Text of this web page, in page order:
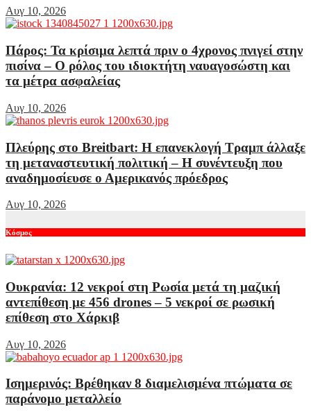
Αυγ 10, 2026
Πάρος: Τα κρίσιμα λεπτά πριν ο 4χρονος πνιγεί στην
πισίνα – Ο ρόλος του ιδιοκτήτη ναυαγοσώστη και
τα μέτρα ασφαλείας
Αυγ 10, 2026
Πλεύρης στο Breitbart: Η επανεκλογή Τραμπ άλλαξε
τη μεταναστευτική πολιτική – Η συνέντευξη που
αναδημοσίευσε ο Αμερικανός πρόεδρος
Αυγ 10, 2026
Κόσμος
Ουκρανία: 12 νεκροί στη Ρωσία μετά τη μαζική
αντεπίθεση με 456 drones – 5 νεκροί σε ρωσική
επίθεση στο Χάρκιβ
Αυγ 10, 2026
Ισημερινός: Βρέθηκαν 8 διαμελισμένα πτώματα σε
παράνομο μεταλλείο